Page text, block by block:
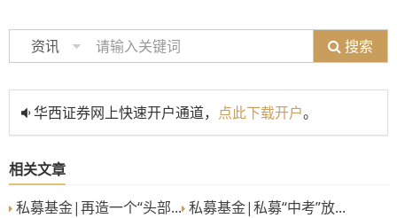
资讯 搜索
华西证券网上快速开户通道， 点此下载开户。
相关文章
私募基金|再造一个“头部... 私募基金|私募“中考”放...